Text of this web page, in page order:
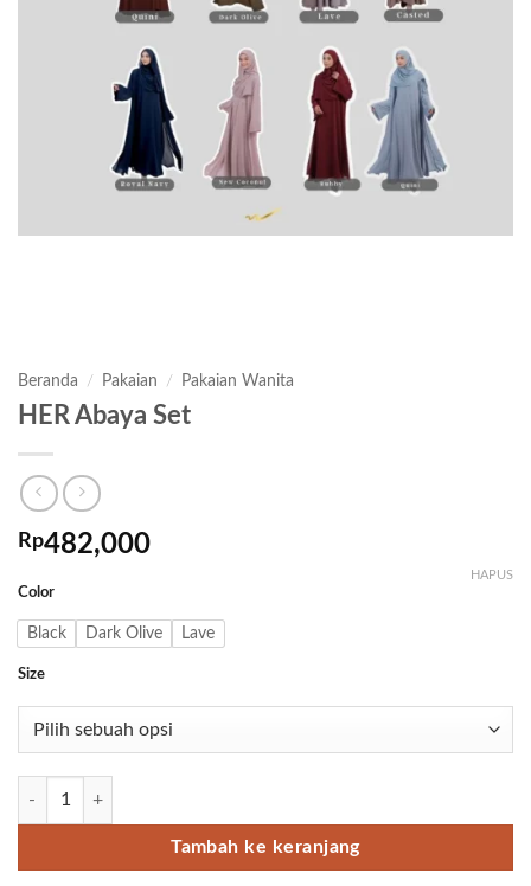
Beranda / Pakaian / Pakaian Wanita
HER Abaya Set
Rp482,000
Color
Black Dark Olive Lave
Size
HAPUS
Kuantitas HER Abaya Set
Tambah ke keranjang